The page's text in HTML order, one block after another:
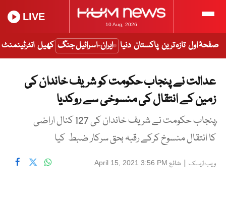
10 Aug, 2026
LIVE
صفحۂ اول تازہ ترین پاکستان دنیا ایران-اسرائیل جنگ کھیل انٹرٹینمنٹ
عدالت نے پنجاب حکومت کو شریف خاندان کی
زمین کے انتقال کی منسوخی سے روکدیا
ُپنجاب حکومت نے شریف خاندان کی 127 کنال اراضی
کا انتقال منسوخ کرکے رقبہ بحق سرکار ضبط کیا
ویب ڈیسک | شائع April 15, 2021 3:56 PM